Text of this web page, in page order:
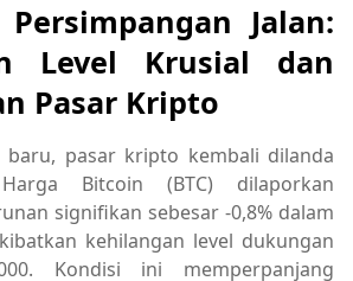
Jalan:
Level Krusial dan
Pasar Kripto
baru, pasar kripto kembali dilanda
Bitcoin (BTC) dilaporkan
signifikan sebesar -0,8% dalam
kehilangan level dukungan
Kondisi ini memperpanjang